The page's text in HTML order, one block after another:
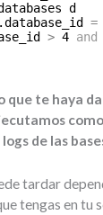
d
database_id =
> 4 and
que te haya
de las
tardar
tengas en tu